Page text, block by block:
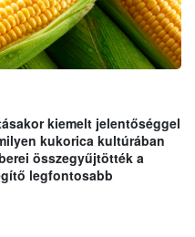
kiemelt jelentőséggel
kukorica kultúrában
összegyűjtötték a
legfontosabb